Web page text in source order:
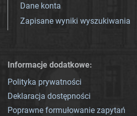
Dane konta
Zapisane wyniki wyszukiwania
Informacje dodatkowe:
Polityka prywatności
Deklaracja dostępności
Poprawne formułowanie zapytań